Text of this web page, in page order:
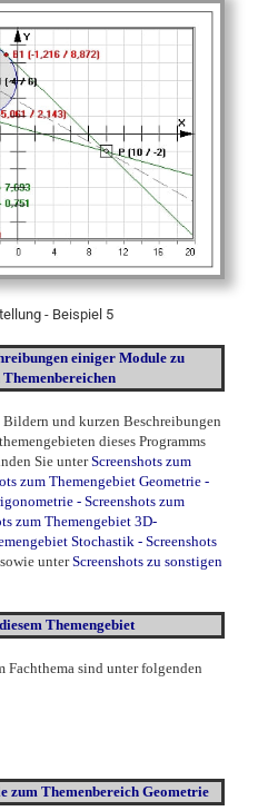
- Beispiel 5
einiger Module zu
Themenbereichen
und kurzen Beschreibungen
dieses Programms
Sie unter Screenshots zum
zum Themengebiet Geometrie -
- Screenshots zum
zum Themengebiet 3D-
Stochastik - Screenshots
sowie unter Screenshots zu sonstigen
Themengebiet
sind unter folgenden
zum Themenbereich Geometrie